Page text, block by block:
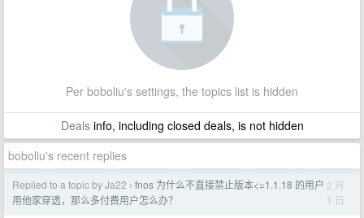
Per boboliu's settings, the topics list is hidden
Dealsinfo, including closed deals, is not hidden
boboliu's recent replies
Replied to a topic by Ja22 › fnos 为什么不直接禁止版本<=1.1.18 的用户
用他家穿透，那么多付费用户怎么办？
2 月
1 日